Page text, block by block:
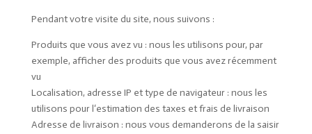
Pendant votre visite du site, nous suivons :
Produits que vous avez vu : nous les utilisons pour, par
exemple, afficher des produits que vous avez récemment
vu
Localisation, adresse IP et type de navigateur : nous les
utilisons pour l‘estimation des taxes et frais de livraison
Adresse de livraison : nous vous demanderons de la saisir